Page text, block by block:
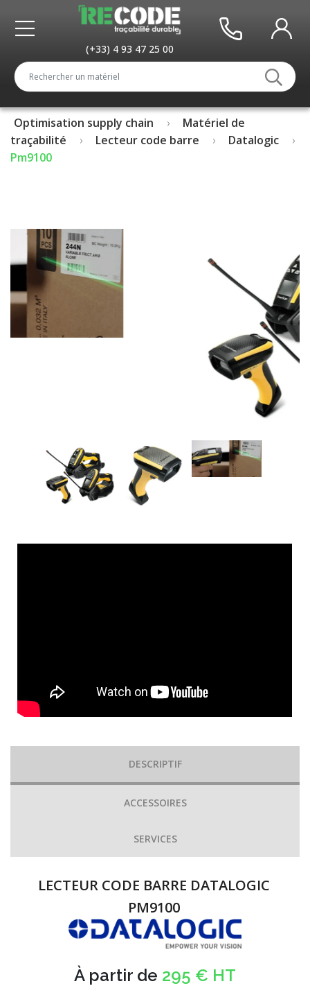
(+33) 4 93 47 25 00
Optimisation supply chain
Matériel de
traçabilité
Lecteur code barre
Datalogic
Pm9100
DESCRIPTIF
ACCESSOIRES
SERVICES
LECTEUR CODE BARRE DATALOGIC
PM9100
À partir de 295 € HT